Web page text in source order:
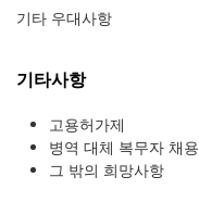
기타 우대사항
기타사항
고용허가제
병역 대체 복무자 채용
그 밖의 희망사항